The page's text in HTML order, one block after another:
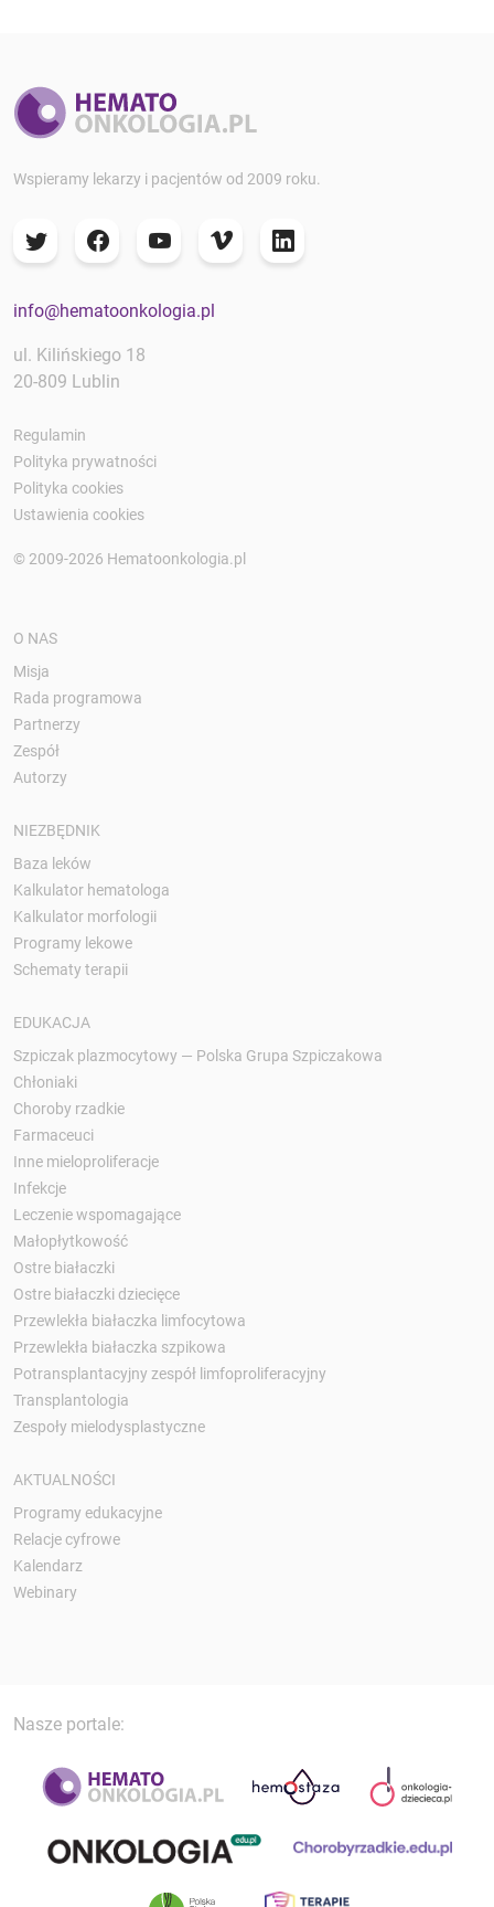
Wspieramy lekarzy i pacjentów od 2009 roku.
info@hematoonkologia.pl
ul. Kilińskiego 18
20-809 Lublin
Regulamin
Polityka prywatności
Polityka cookies
Ustawienia cookies
© 2009-2026 Hematoonkologia.pl
O NAS
Misja
Rada programowa
Partnerzy
Zespół
Autorzy
NIEZBĘDNIK
Baza leków
Kalkulator hematologa
Kalkulator morfologii
Programy lekowe
Schematy terapii
EDUKACJA
Szpiczak plazmocytowy — Polska Grupa Szpiczakowa
Chłoniaki
Choroby rzadkie
Farmaceuci
Inne mieloproliferacje
Infekcje
Leczenie wspomagające
Małopłytkowość
Ostre białaczki
Ostre białaczki dziecięce
Przewlekła białaczka limfocytowa
Przewlekła białaczka szpikowa
Potransplantacyjny zespół limfoproliferacyjny
Transplantologia
Zespoły mielodysplastyczne
AKTUALNOŚCI
Programy edukacyjne
Relacje cyfrowe
Kalendarz
Webinary
Nasze portale: